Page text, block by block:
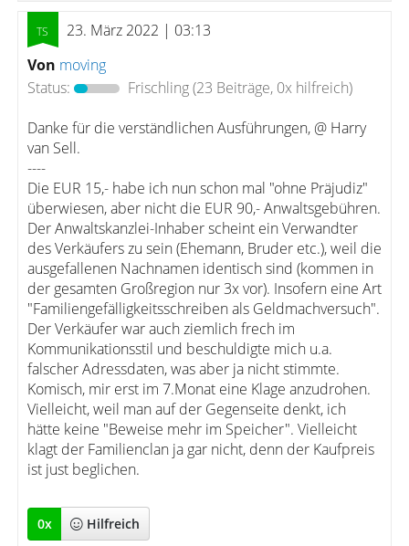
23. März 2022 | 03:13
Von moving
Status:
Frischling(23 Beiträge, 0x hilfreich)
Danke für die verständlichen Ausführungen, @ Harry
van Sell.
----
Die EUR 15,- habe ich nun schon mal "ohne Präjudiz"
überwiesen, aber nicht die EUR 90,- Anwaltsgebühren.
Der Anwaltskanzlei-Inhaber scheint ein Verwandter
des Verkäufers zu sein (Ehemann, Bruder etc.), weil die
ausgefallenen Nachnamen identisch sind (kommen in
der gesamten Großregion nur 3x vor). Insofern eine Art
"Familiengefälligkeitsschreiben als Geldmachversuch".
Der Verkäufer war auch ziemlich frech im
Kommunikationsstil und beschuldigte mich u.a.
falscher Adressdaten, was aber ja nicht stimmte.
Komisch, mir erst im 7.Monat eine Klage anzudrohen.
Vielleicht, weil man auf der Gegenseite denkt, ich
hätte keine "Beweise mehr im Speicher". Vielleicht
klagt der Familienclan ja gar nicht, denn der Kaufpreis
ist just beglichen.
0x Hilfreich